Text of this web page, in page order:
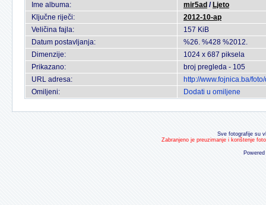
Ime albuma:
mir5ad / Ljeto
Ključne riječi:
2012-10-ap
Veličina fajla:
157 KiB
Datum postavljanja:
%26. %428 %2012.
Dimenzije:
1024 x 687 piksela
Prikazano:
broj pregleda - 105
URL adresa:
http://www.fojnica.ba/
Omiljeni:
Dodati u omiljene
Sve fotografije su
Zabranjeno je preuzimanje i korištenje